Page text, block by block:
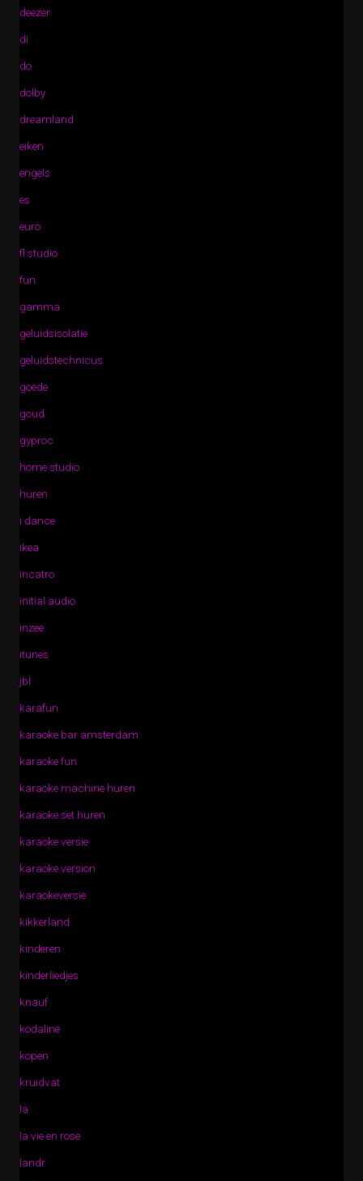
deezer
di
do
dolby
dreamland
eiken
engels
es
euro
fl studio
fun
gamma
geluidsisolatie
geluidstechnicus
goede
goud
gyproc
home studio
huren
i dance
ikea
incatro
initial audio
inzee
itunes
jbl
karafun
karaoke bar amsterdam
karaoke fun
karaoke machine huren
karaoke set huren
karaoke versie
karaoke version
karaokeversie
kikkerland
kinderen
kinderliedjes
knauf
kodaline
kopen
kruidvat
la
la vie en rose
landr